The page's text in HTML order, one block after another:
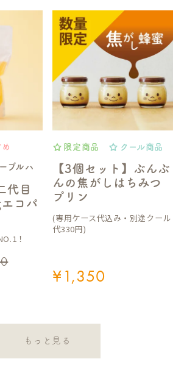
ブルハ
代目
コパ
！
【3個セット】ぶんぶ
んの焦がしはちみつ
プリン
限定商品 クール商品
¥1,350
(専用ケース代込み・別途クール
代330円)
もっと見る